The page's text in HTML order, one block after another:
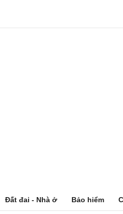
Đất đai - Nhà ở Bảo hiểm